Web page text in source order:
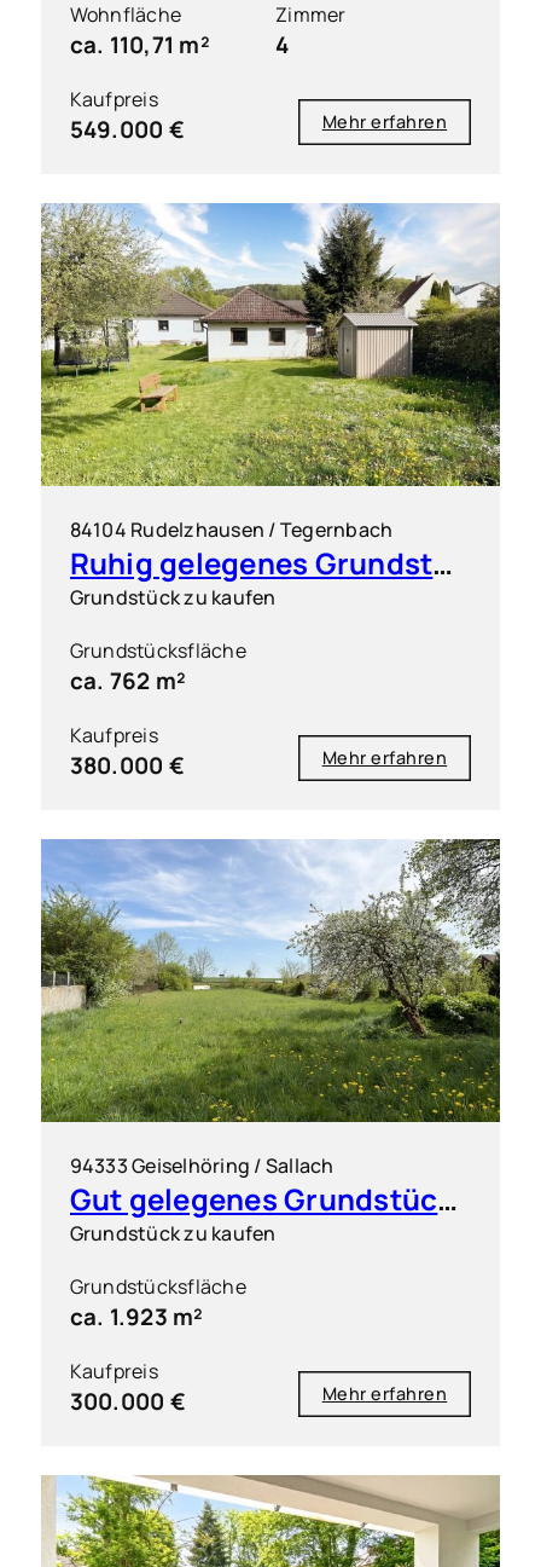
Wohnfläche
ca. 110,71 m²
Zimmer
4
Kaufpreis
549.000 € Mehr erfahren
84104 Rudelzhausen / Tegernbach
Ruhig gelegenes Grundstück für einen Dreispänner
Grundstück zu kaufen
Grundstücksfläche
ca. 762 m²
Kaufpreis
380.000 € Mehr erfahren
94333 Geiselhöring / Sallach
Gut gelegenes Grundstück für flexible Bebauung
Grundstück zu kaufen
Grundstücksfläche
ca. 1.923 m²
Kaufpreis
300.000 € Mehr erfahren